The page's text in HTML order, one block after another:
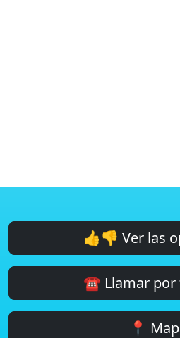
👍👎 Ver las
☎️ Llamar por
📍